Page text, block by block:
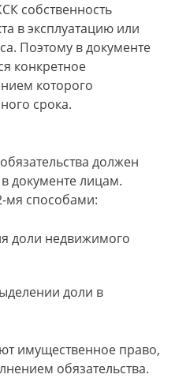
собственность
в эксплуатацию или
Поэтому в документе
конкретное
которого
срока.
должен
документе лицам.
мя способами:
доли недвижимого
доли в
имущественное право,
обязательства.